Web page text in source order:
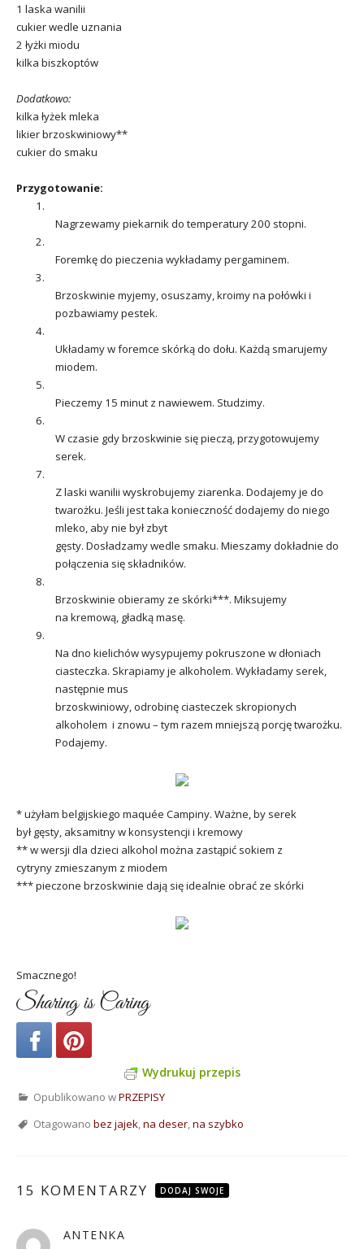
1 laska wanilii
cukier wedle uznania
2 łyżki miodu
kilka biszkoptów
Dodatkowo:
kilka łyżek mleka
likier brzoskwiniowy**
cukier do smaku
Przygotowanie:
1.
Nagrzewamy piekarnik do temperatury 200 stopni.
2.
Foremkę do pieczenia wykładamy pergaminem.
3.
Brzoskwinie myjemy, osuszamy, kroimy na połówki i
pozbawiamy pestek.
4.
Układamy w foremce skórką do dołu. Każdą smarujemy
miodem.
5.
Pieczemy 15 minut z nawiewem. Studzimy.
6.
W czasie gdy brzoskwinie się pieczą, przygotowujemy
serek.
7.
Z laski wanilii wyskrobujemy ziarenka. Dodajemy je do
twarożku. Jeśli jest taka konieczność dodajemy do niego
mleko, aby nie był zbyt
gęsty. Dosładzamy wedle smaku. Mieszamy dokładnie do
połączenia się składników.
8.
Brzoskwinie obieramy ze skórki***. Miksujemy
na kremową, gładką masę.
9.
Na dno kielichów wysypujemy pokruszone w dłoniach
ciasteczka. Skrapiamy je alkoholem. Wykładamy serek,
następnie mus
brzoskwiniowy, odrobinę ciasteczek skropionych
alkoholem i znowu – tym razem mniejszą porcję twarożku.
Podajemy.
* użyłam belgijskiego maquée Campiny. Ważne, by serek
był gęsty, aksamitny w konsystencji i kremowy
** w wersji dla dzieci alkohol można zastąpić sokiem z
cytryny zmieszanym z miodem
*** pieczone brzoskwinie dają się idealnie obrać ze skórki
Smacznego!
Sharing is Caring
Wydrukuj przepis
Opublikowano wPRZEPISY
Otagowano bez jajek,na deser,na szybko
15 KOMENTARZY DODAJ SWOJE
ANTENKA